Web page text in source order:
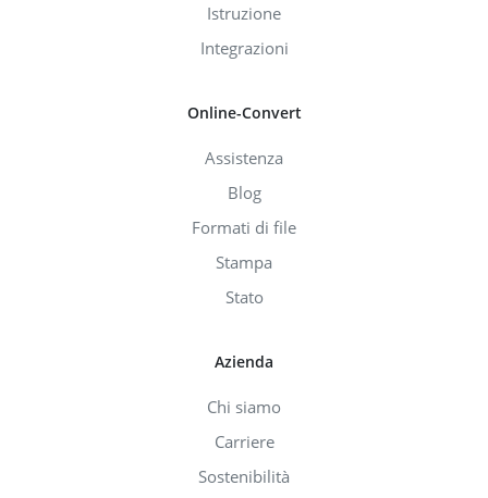
Istruzione
Integrazioni
Online-Convert
Assistenza
Blog
Formati di file
Stampa
Stato
Azienda
Chi siamo
Carriere
Sostenibilità